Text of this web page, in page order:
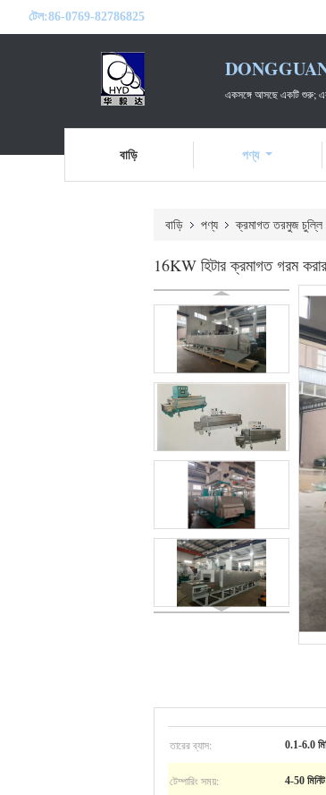
টেল:86-0769-82786825
একসঙ্গে আসছে একটি শুরু;
বাড়ি পণ্য
বাড়ি পণ্য ক্রমাগত তরমুজ চুল্লি
16KW হিটার ক্রমাগত গরম করার
তারের ব্যাস: 0.1-6.0
টেম্পারিং সময়: 4-50 মিনিট